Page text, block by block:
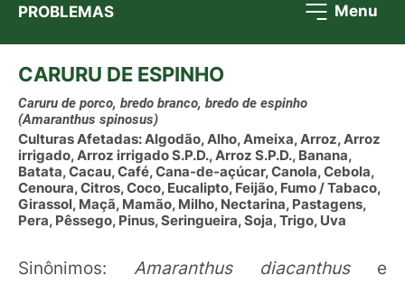
PROBLEMAS Menu
CARURU DE ESPINHO
Caruru de porco, bredo branco, bredo de espinho
(Amaranthus spinosus)
Culturas Afetadas: Algodão, Alho, Ameixa, Arroz, Arroz
irrigado, Arroz irrigado S.P.D., Arroz S.P.D., Banana,
Batata, Cacau, Café, Cana-de-açúcar, Canola, Cebola,
Cenoura, Citros, Coco, Eucalipto, Feijão, Fumo / Tabaco,
Girassol, Maçã, Mamão, Milho, Nectarina, Pastagens,
Pera, Pêssego, Pinus, Seringueira, Soja, Trigo, Uva
Sinônimos: Amaranthus diacanthus e